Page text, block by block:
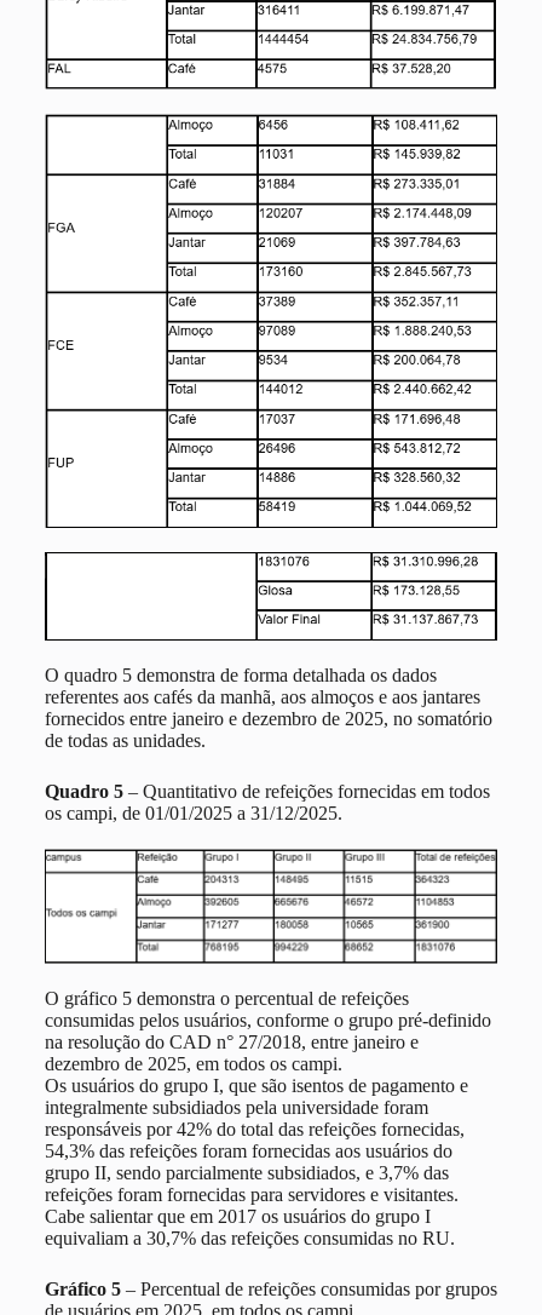
O quadro 5 demonstra de forma detalhada os dados
referentes aos cafés da manhã, aos almoços e aos jantares
fornecidos entre janeiro e dezembro de 2025, no somatório
de todas as unidades.
Quadro 5– Quantitativo de refeições fornecidas em todos
os campi, de 01/01/2025 a 31/12/2025.
O gráfico 5 demonstra o percentual de refeições
consumidas pelos usuários, conforme o grupo pré-definido
na resolução do CAD n° 27/2018, entre janeiro e
dezembro de 2025, em todos os campi.
Os usuários do grupo I, que são isentos de pagamento e
integralmente subsidiados pela universidade foram
responsáveis por 42% do total das refeições fornecidas,
54,3% das refeições foram fornecidas aos usuários do
grupo II, sendo parcialmente subsidiados, e 3,7% das
refeições foram fornecidas para servidores e visitantes.
Cabe salientar que em 2017 os usuários do grupo I
equivaliam a 30,7% das refeições consumidas no RU.
Gráfico 5 – Percentual de refeições consumidas por grupos
de usuários em 2025, em todos os campi.